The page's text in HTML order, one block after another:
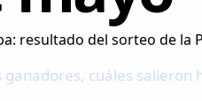
cuáles salieron